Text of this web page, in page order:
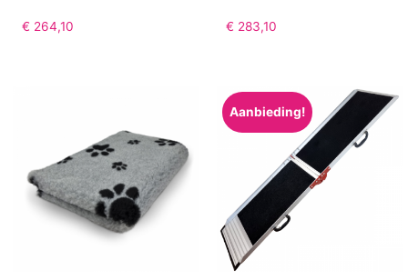
€ 264,10 € 283,10
Aanbieding!